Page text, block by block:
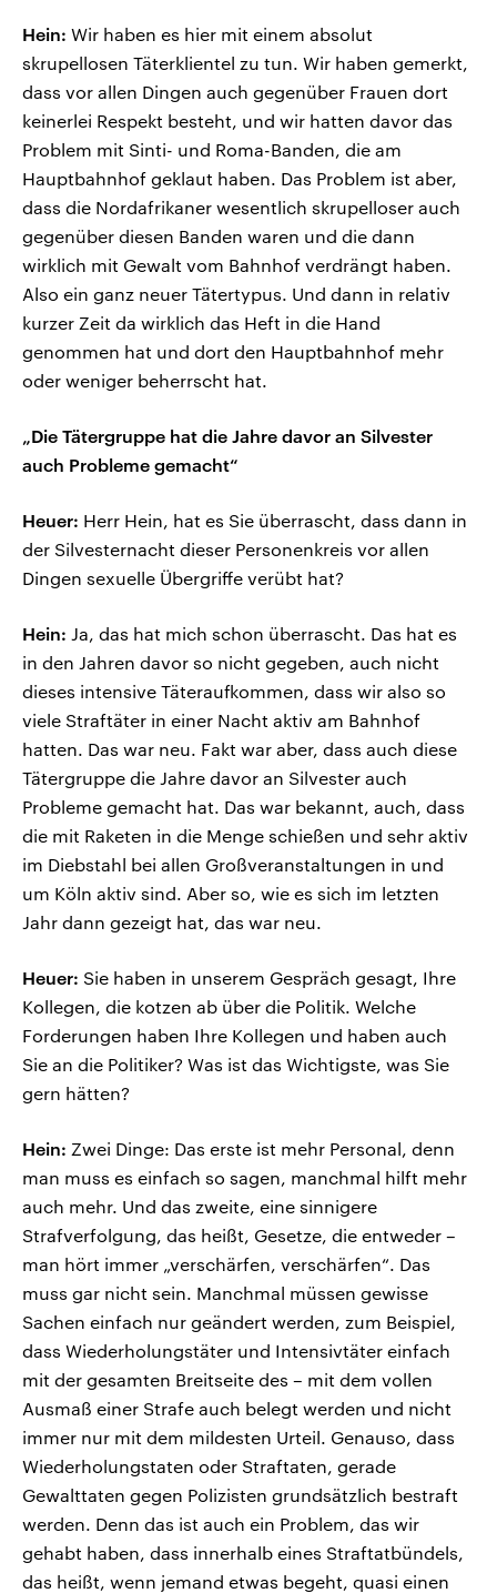
Hein: Wir haben es hier mit einem absolut
skrupellosen Täterklientel zu tun. Wir haben gemerkt,
dass vor allen Dingen auch gegenüber Frauen dort
keinerlei Respekt besteht, und wir hatten davor das
Problem mit Sinti- und Roma-Banden, die am
Hauptbahnhof geklaut haben. Das Problem ist aber,
dass die Nordafrikaner wesentlich skrupelloser auch
gegenüber diesen Banden waren und die dann
wirklich mit Gewalt vom Bahnhof verdrängt haben.
Also ein ganz neuer Tätertypus. Und dann in relativ
kurzer Zeit da wirklich das Heft in die Hand
genommen hat und dort den Hauptbahnhof mehr
oder weniger beherrscht hat.
„Die Tätergruppe hat die Jahre davor an Silvester
auch Probleme gemacht“
Heuer: Herr Hein, hat es Sie überrascht, dass dann in
der Silvesternacht dieser Personenkreis vor allen
Dingen sexuelle Übergriffe verübt hat?
Hein: Ja, das hat mich schon überrascht. Das hat es
in den Jahren davor so nicht gegeben, auch nicht
dieses intensive Täteraufkommen, dass wir also so
viele Straftäter in einer Nacht aktiv am Bahnhof
hatten. Das war neu. Fakt war aber, dass auch diese
Tätergruppe die Jahre davor an Silvester auch
Probleme gemacht hat. Das war bekannt, auch, dass
die mit Raketen in die Menge schießen und sehr aktiv
im Diebstahl bei allen Großveranstaltungen in und
um Köln aktiv sind. Aber so, wie es sich im letzten
Jahr dann gezeigt hat, das war neu.
Heuer: Sie haben in unserem Gespräch gesagt, Ihre
Kollegen, die kotzen ab über die Politik. Welche
Forderungen haben Ihre Kollegen und haben auch
Sie an die Politiker? Was ist das Wichtigste, was Sie
gern hätten?
Hein: Zwei Dinge: Das erste ist mehr Personal, denn
man muss es einfach so sagen, manchmal hilft mehr
auch mehr. Und das zweite, eine sinnigere
Strafverfolgung, das heißt, Gesetze, die entweder –
man hört immer „verschärfen, verschärfen“. Das
muss gar nicht sein. Manchmal müssen gewisse
Sachen einfach nur geändert werden, zum Beispiel,
dass Wiederholungstäter und Intensivtäter einfach
mit der gesamten Breitseite des – mit dem vollen
Ausmaß einer Strafe auch belegt werden und nicht
immer nur mit dem mildesten Urteil. Genauso, dass
Wiederholungstaten oder Straftaten, gerade
Gewalttaten gegen Polizisten grundsätzlich bestraft
werden. Denn das ist auch ein Problem, das wir
gehabt haben, dass innerhalb eines Straftatbündels,
das heißt, wenn jemand etwas begeht, quasi einen